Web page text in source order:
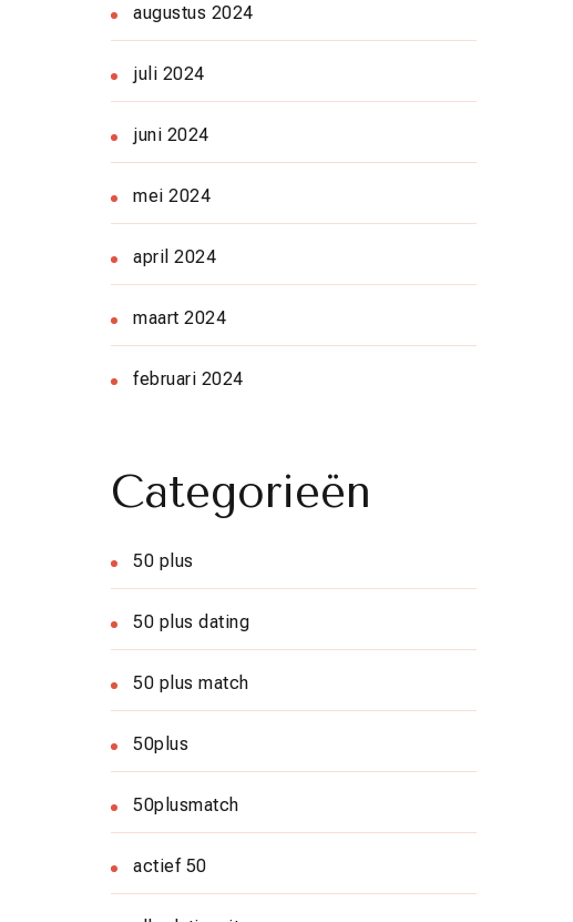
augustus 2024
juli 2024
juni 2024
mei 2024
april 2024
maart 2024
februari 2024
Categorieën
50 plus
50 plus dating
50 plus match
50plus
50plusmatch
actief 50